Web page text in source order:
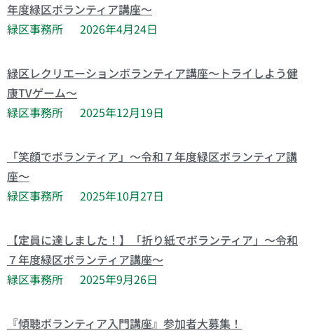
年度緑区ボランティア講座～
緑区事務所
2026年4月24日
緑区レクリエーションボランティア講座～トライしよう健
康TVゲーム～
緑区事務所
2025年12月19日
「笑顔でボランティア」～令和７年度緑区ボランティア講
座～
緑区事務所
2025年10月27日
【定員に達しました！】「折り紙でボランティア」～令和
７年度緑区ボランティア講座～
緑区事務所
2025年9月26日
『傾聴ボランティア入門講座』参加者大募集！